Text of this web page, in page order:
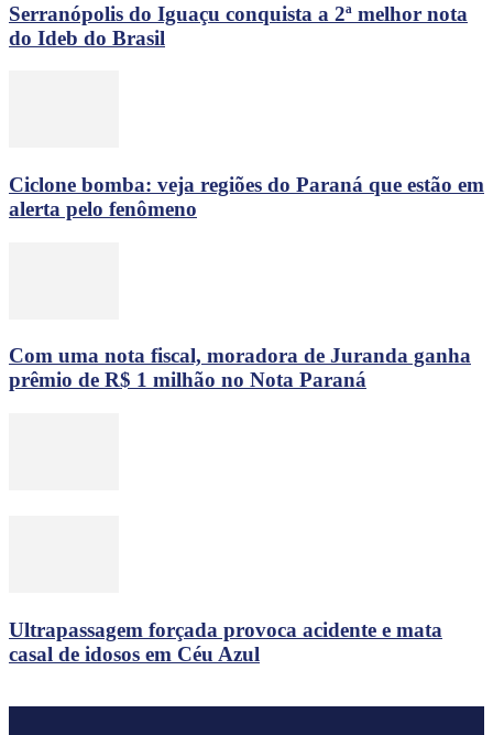
Serranópolis do Iguaçu conquista a 2ª melhor nota
do Ideb do Brasil
Ciclone bomba: veja regiões do Paraná que estão em
alerta pelo fenômeno
Com uma nota fiscal, moradora de Juranda ganha
prêmio de R$ 1 milhão no Nota Paraná
Ultrapassagem forçada provoca acidente e mata
casal de idosos em Céu Azul